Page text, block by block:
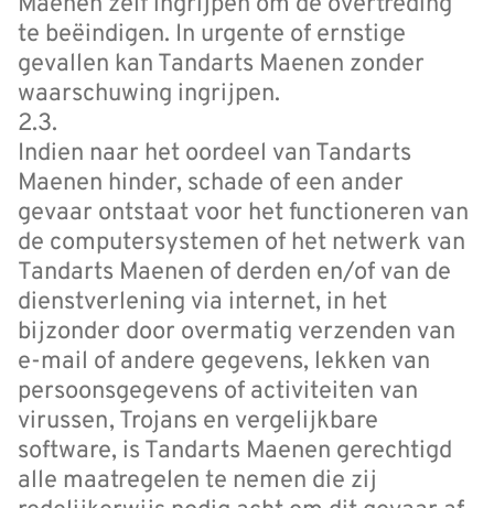
te beëindigen. In urgente of ernstige
gevallen kan Tandarts Maenen zonder
waarschuwing ingrijpen.
2.3.
Indien naar het oordeel van Tandarts
Maenen hinder, schade of een ander
gevaar ontstaat voor het functioneren van
de computersystemen of het netwerk van
Tandarts Maenen of derden en/of van de
dienstverlening via internet, in het
bijzonder door overmatig verzenden van
e-mail of andere gegevens, lekken van
persoonsgegevens of activiteiten van
virussen, Trojans en vergelijkbare
software, is Tandarts Maenen gerechtigd
alle maatregelen te nemen die zij